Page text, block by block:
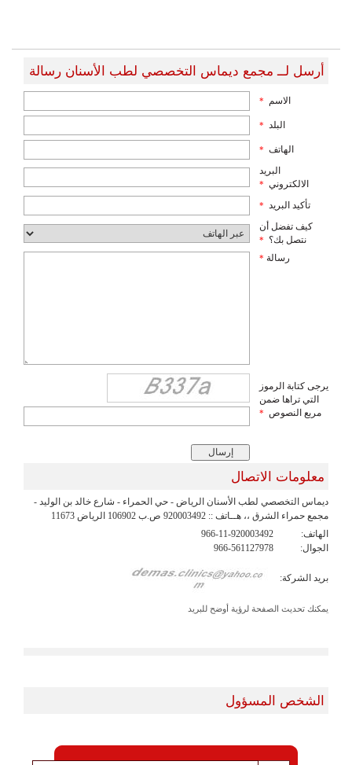
أرسل لــ مجمع ديماس التخصصي لطب الأسنان رسالة
الاسم *
البلد *
الهاتف *
البريد
الالكتروني *
تأكيد البريد *
كيف تفضل أن
نتصل بك؟ *
رسالة *
يرجى كتابة الرموز
التي تراها ضمن
مربع النصوص *
معلومات الاتصال
ديماس التخصصي لطب الأسنان الرياض - حي الحمراء - شارع خالد بن الوليد -
مجمع حمراء الشرق ،، هــاتف :: 920003492 ص.ب 106902 الرياض 11673
الهاتف:
966-11-920003492
الجوال:
966-561127978
بريد الشركة:
يمكنك تحديث الصفحة لرؤية أوضح للبريد
الشخص المسؤول